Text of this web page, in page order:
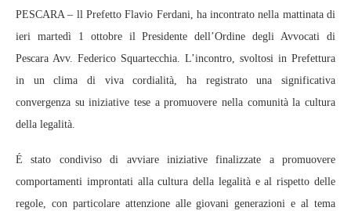
PESCARA – ll Prefetto Flavio Ferdani, ha incontrato nella mattinata di
ieri martedì 1 ottobre il Presidente dell’Ordine degli Avvocati di
Pescara Avv. Federico Squartecchia. L’incontro, svoltosi in Prefettura
in un clima di viva cordialità, ha registrato una significativa
convergenza su iniziative tese a promuovere nella comunità la cultura
della legalità.
É stato condiviso di avviare iniziative finalizzate a promuovere
comportamenti improntati alla cultura della legalità e al rispetto delle
regole, con particolare attenzione alle giovani generazioni e al tema